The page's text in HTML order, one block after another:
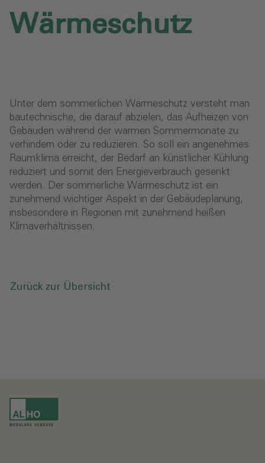
Wärmeschutz
Unter dem sommerlichen Wärmeschutz versteht man
bautechnische, die darauf abzielen, das Aufheizen von
Gebäuden während der warmen Sommermonate zu
verhindern oder zu reduzieren. So soll ein angenehmes
Raumklima erreicht, der Bedarf an künstlicher Kühlung
reduziert und somit den Energieverbrauch gesenkt
werden. Der sommerliche Wärmeschutz ist ein
zunehmend wichtiger Aspekt in der Gebäudeplanung,
insbesondere in Regionen mit zunehmend heißen
Klimaverhältnissen.
Zurück zur Übersicht